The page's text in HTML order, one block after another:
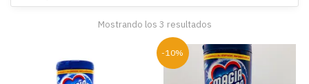
Mostrando los 3 resultados
-10%